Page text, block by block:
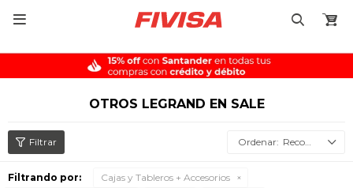

OTROS LEGRAND EN SALE
Recomendados
Filtrando por:
Cajas y Tableros + Accesorios